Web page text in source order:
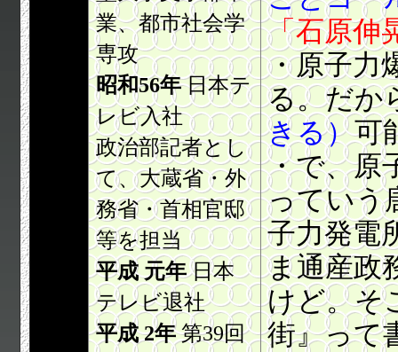
業、都市社会学
専攻
昭和56年日本テ
レビ入社
政治部記者とし
て、大蔵省・外
務省・首相官邸
等を担当
平成 元年日本
テレビ退社
平成 2年第39回
「石原伸
・原子力
る。だか
きる）可
・で、原
っていう
子力発電
ま通産政
けど。そ
街』って